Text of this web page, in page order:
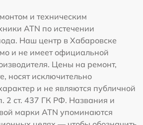
и техническим
ATN по истечении
Наш центр в Хабаровске
и не имеет официальной
Цены на ремонт,
носят исключительно
и не являются публичной
2 ст. 437 ГК РФ. Названия и
марки ATN упоминаются